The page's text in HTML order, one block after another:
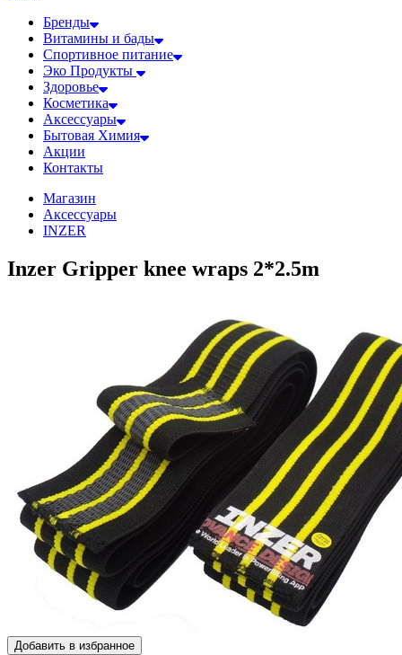
Бренды
Витамины и бады
Спортивное питание
Эко Продукты
Здоровье
Косметика
Аксессуары
Бытовая Химия
Акции
Контакты
Магазин
Аксессуары
INZER
Inzer Gripper knee wraps 2*2.5m
Добавить в избранное